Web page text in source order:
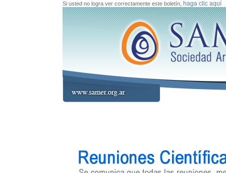
Si usted no logra ver correctamente este boletín, haga clic aquí